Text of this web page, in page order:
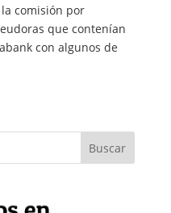
comisión por
que contenían
con algunos de